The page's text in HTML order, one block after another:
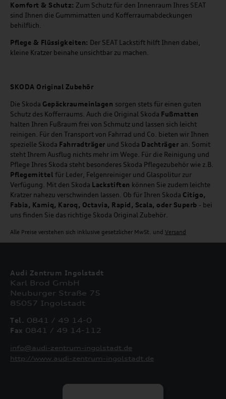
Komfort & Schutz: Zum Schutz für den Innenraum Ihres SEAT
sind Ihnen die Gummimatten und Kofferraumabdeckungen
behilflich.
Pflege & Flüssigkeiten: Der SEAT Lackstift hilft Ihnen dabei,
kleine Kratzer beinahe unsichtbar zu machen.
SKODA Original Zubehör
Die Skoda Gepäckraumeinlagen sorgen stets für einen guten
Schutz des Kofferraums. Auch die Original Skoda Fußmatten
halten Ihren Fußraum frei von Schmutz und lassen sich leicht
reinigen. Für den Transport von Fahrrad und Co. bieten wir Ihnen
spezielle Skoda Fahrradträger und Skoda Dachträger an. Somit
steht Ihrem Ausflug nichts mehr im Wege. Für die Reinigung und
Pflege Ihres Skoda steht besonderes Skoda Pflegezubehör wie z.B.
Pflegemittel für Leder, Felgenreiniger und Glaspolitur zur
Verfügung. Mit den Skoda Lackstiften können Sie zudem leichte
Kratzer nahezu verschwinden lassen. Ob für Ihren Skoda Citigo,
Fabia, Kamiq, Karoq, Octavia, Rapid, Scala, oder Superb - bei
uns finden Sie das richtige Skoda Original Zubehör.
Alle Preise verstehen sich inklusive gesetzlicher MwSt. und Versand
Audi Zentrum Ingolstadt
Karl Brod GmbH
Neuburger Straße 75
85057 Ingolstadt
Tel. 0841 / 49 14-0
Fax 0841 / 49 14-112
info@audi-zentrum-ingolstadt.de
http://www.audi-zentrum-ingolstadt.de